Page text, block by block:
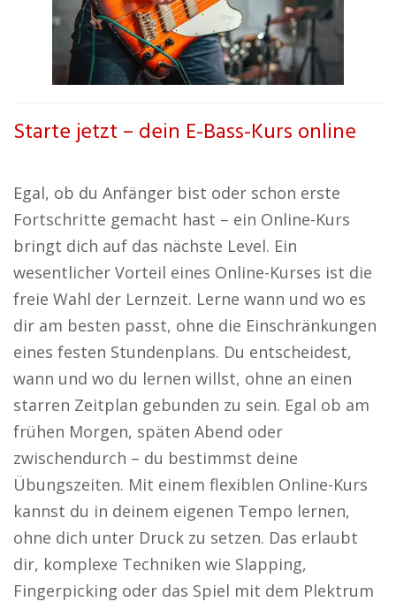
Starte jetzt – dein E-Bass-Kurs online
Egal, ob du Anfänger bist oder schon erste
Fortschritte gemacht hast – ein Online-Kurs
bringt dich auf das nächste Level. Ein
wesentlicher Vorteil eines Online-Kurses ist die
freie Wahl der Lernzeit. Lerne wann und wo es
dir am besten passt, ohne die Einschränkungen
eines festen Stundenplans. Du entscheidest,
wann und wo du lernen willst, ohne an einen
starren Zeitplan gebunden zu sein. Egal ob am
frühen Morgen, späten Abend oder
zwischendurch – du bestimmst deine
Übungszeiten. Mit einem flexiblen Online-Kurs
kannst du in deinem eigenen Tempo lernen,
ohne dich unter Druck zu setzen. Das erlaubt
dir, komplexe Techniken wie Slapping,
Fingerpicking oder das Spiel mit dem Plektrum